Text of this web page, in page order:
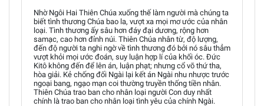
Nhờ Ngôi Hai Thiên Chúa xuống thế làm người mà chúng ta
biết tình thương Chúa bao la, vượt xa mọi mơ ước của nhân
loại. Tình thương ấy sâu hơn đáy đại dương, rộng hơn
samạc, cao hơn đỉnh núi. Thiên Chúa nhân từ, độ lượng,
đến độ người ta nghi ngờ về tình thương đó bởi nó sâu thẳm
vượt khỏi mọi ước đoán, suy luận hợp lí của khối óc. Đức
Kitô không đến để lên án, luận phạt; nhưng cổ võ thứ tha,
hòa giải. Kẻ chống đối Ngài lại kết án Ngài nhu nhược trước
ngoại bang, ngạo mạn coi thường truyền thống tiền nhân.
Thiên Chúa trao ban cho nhân loại người Con duy nhất
chính là trao ban cho nhân loại tình yêu của chính Ngài.